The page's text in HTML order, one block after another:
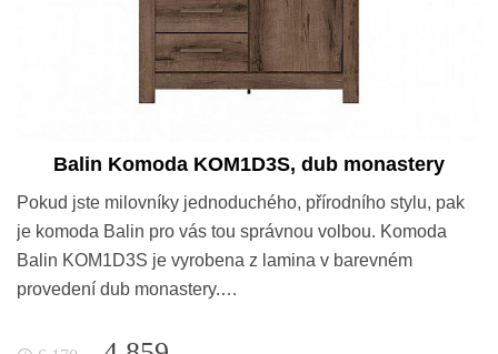
Balin Komoda KOM1D3S, dub monastery
Pokud jste milovníky jednoduchého, přírodního stylu, pak
je komoda Balin pro vás tou správnou volbou. Komoda
Balin KOM1D3S je vyrobena z lamina v barevném
provedení dub monastery.…